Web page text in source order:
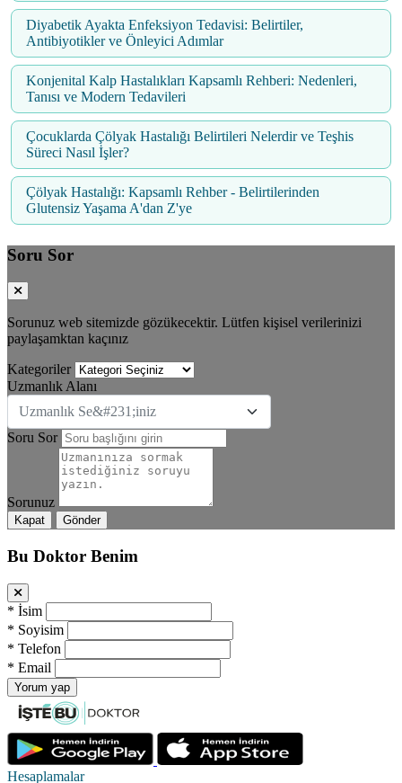
Diyabetik Ayakta Enfeksiyon Tedavisi: Belirtiler,
Antibiyotikler ve Önleyici Adımlar
Konjenital Kalp Hastalıkları Kapsamlı Rehberi: Nedenleri,
Tanısı ve Modern Tedavileri
Çocuklarda Çölyak Hastalığı Belirtileri Nelerdir ve Teşhis
Süreci Nasıl İşler?
Çölyak Hastalığı: Kapsamlı Rehber - Belirtilerinden
Glutensiz Yaşama A'dan Z'ye
Soru Sor
Sorunuz web sitemizde gözükecektir. Lütfen kişisel verilerinizi
paylaşamktan kaçınız
Kategoriler
Uzmanlık Alanı
Uzmanlık Se&#231;iniz
Soru Sor
Sorunuz
Kapat Gönder
Bu Doktor Benim
* İsim
* Soyisim
* Telefon
* Email
Yorum yap
Hesaplamalar